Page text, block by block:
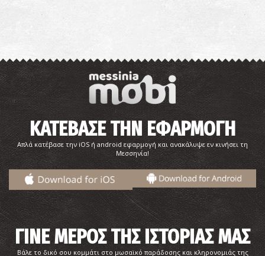
ΚΑΤΕΒΑΣΕ ΤΗΝ ΕΦΑΡΜΟΓΗ
Απλά κατέβασε την iOS ή android εφαρμογή και ανακάλυψε εν κινήσει τη
Μεσσηνία!
ΓΙΝΕ ΜΕΡΟΣ ΤΗΣ ΙΣΤΟΡΙΑΣ ΜΑΣ
Βάλε το δικό σου κομμάτι στο μωσαϊκό παράδοσης και κληρονομιάς της